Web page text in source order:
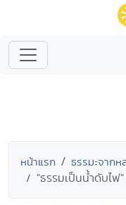
หน้าแรก ธรรมะจาก
"ธรรมเป็นน้ำดับไ